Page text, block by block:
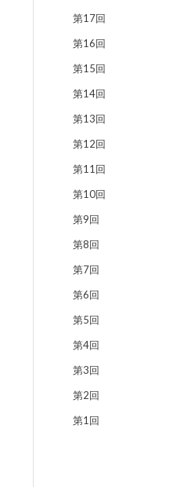
第17回
第16回
第15回
第14回
第13回
第12回
第11回
第10回
第9回
第8回
第7回
第6回
第5回
第4回
第3回
第2回
第1回